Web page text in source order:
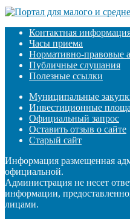
Контактная
Часы приема
Нормативно-правовые
Публичные слушания
Полезные ссылки
Муниципальные
Инвестиционные
Официальный запрос
Оставить отзыв о сайте
Старый сайт
Информация размещенная
официальной.
Администрация не несет
информации,
лицами.